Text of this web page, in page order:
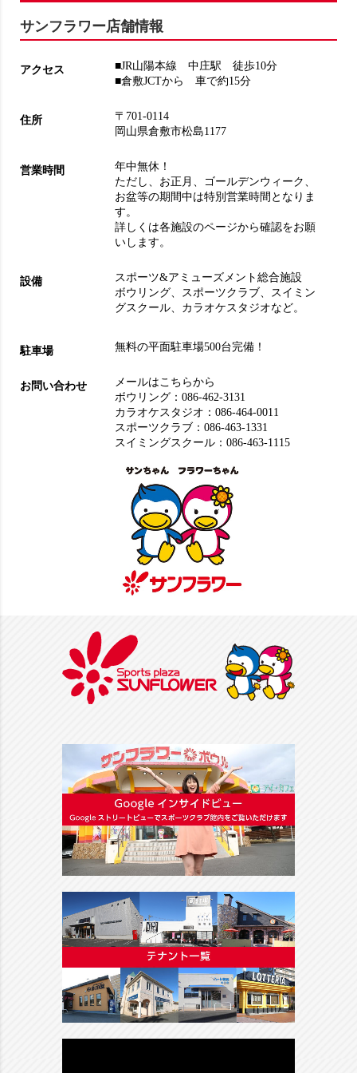
サンフラワー店舗情報
アクセス
■JR山陽本線 中庄駅 徒歩10分
■倉敷JCTから 車で約15分
住所
〒701-0114
岡山県倉敷市松島1177
営業時間
年中無休！
ただし、お正月、ゴールデンウィーク、
お盆等の期間中は特別営業時間となりま
す。
詳しくは各施設のページから確認をお願
いします。
設備
スポーツ&アミューズメント総合施設
ボウリング、 スポーツクラブ、 スイミン
グスクール、 カラオケスタジオなど。
駐車場 無料の平面駐車場500台完備！
お問い合わせ
メールはこちらから
ボウリング：086-462-3131
カラオケスタジオ：086-464-0011
スポーツクラブ：086-463-1331
スイミングスクール：086-463-1115